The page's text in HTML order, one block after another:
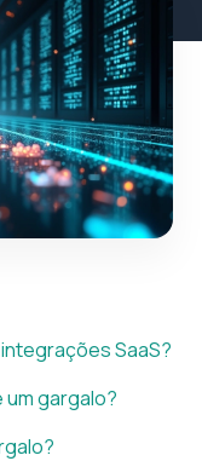
SaaS?
um gargalo?